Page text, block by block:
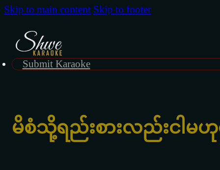
Skip to main content Skip to footer
Submit Karaoke
မိစံသို့ရည်းစားလည်းငါမ